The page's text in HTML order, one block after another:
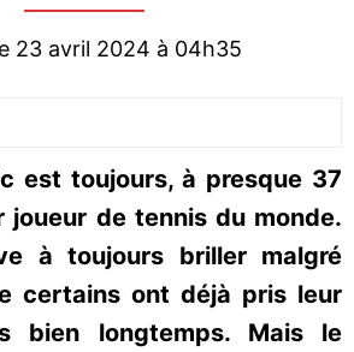
23 avril 2024 à 04h35
est toujours, à presque 37
joueur de tennis du monde.
à toujours briller malgré
certains ont déjà pris leur
bien longtemps. Mais le